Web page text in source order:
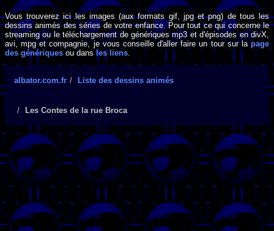
Vous trouverez ici les images (aux formats gif, jpg et png) de tous les
dessins animés des séries de votre enfance. Pour tout ce qui concerne le
streaming ou le téléchargement de génériques mp3 et d'épisodes en divX,
avi, mpg et compagnie, je vous conseille d'aller faire un tour sur lapage
des génériques ou dans les liens
albator.com.fr Liste des dessins animés
Les Contes de la rue Broca